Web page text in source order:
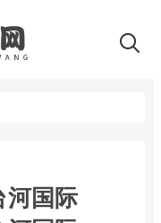
河国际